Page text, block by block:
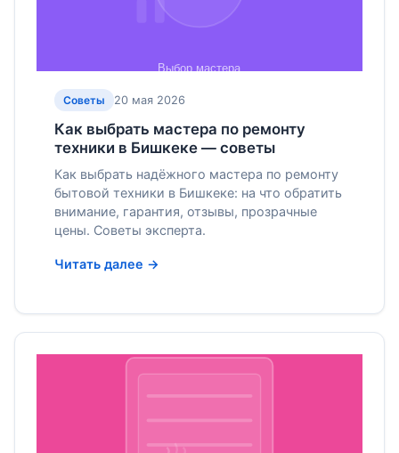
Советы 20 мая 2026
Как выбрать мастера по ремонту
техники в Бишкеке — советы
Как выбрать надёжного мастера по ремонту
бытовой техники в Бишкеке: на что обратить
внимание, гарантия, отзывы, прозрачные
цены. Советы эксперта.
Читать далее →